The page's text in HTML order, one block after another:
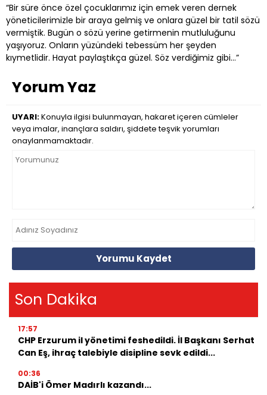
“Bir süre önce özel çocuklarımız için emek veren dernek
yöneticilerimizle bir araya gelmiş ve onlara güzel bir tatil sözü
vermiştik. Bugün o sözü yerine getirmenin mutluluğunu
yaşıyoruz. Onların yüzündeki tebessüm her şeyden
kıymetlidir. Hayat paylaştıkça güzel. Söz verdiğimiz gibi…”
Yorum Yaz
UYARI:Konuyla ilgisi bulunmayan, hakaret içeren cümleler
veya imalar, inançlara saldırı, şiddete teşvik yorumları
onaylanmamaktadır.
Yorumu Kaydet
Son Dakika
17:57
CHP Erzurum il yönetimi feshedildi. İl Başkanı Serhat
Can Eş, ihraç talebiyle disipline sevk edildi...
00:36
DAİB'i Ömer Madırlı kazandı...